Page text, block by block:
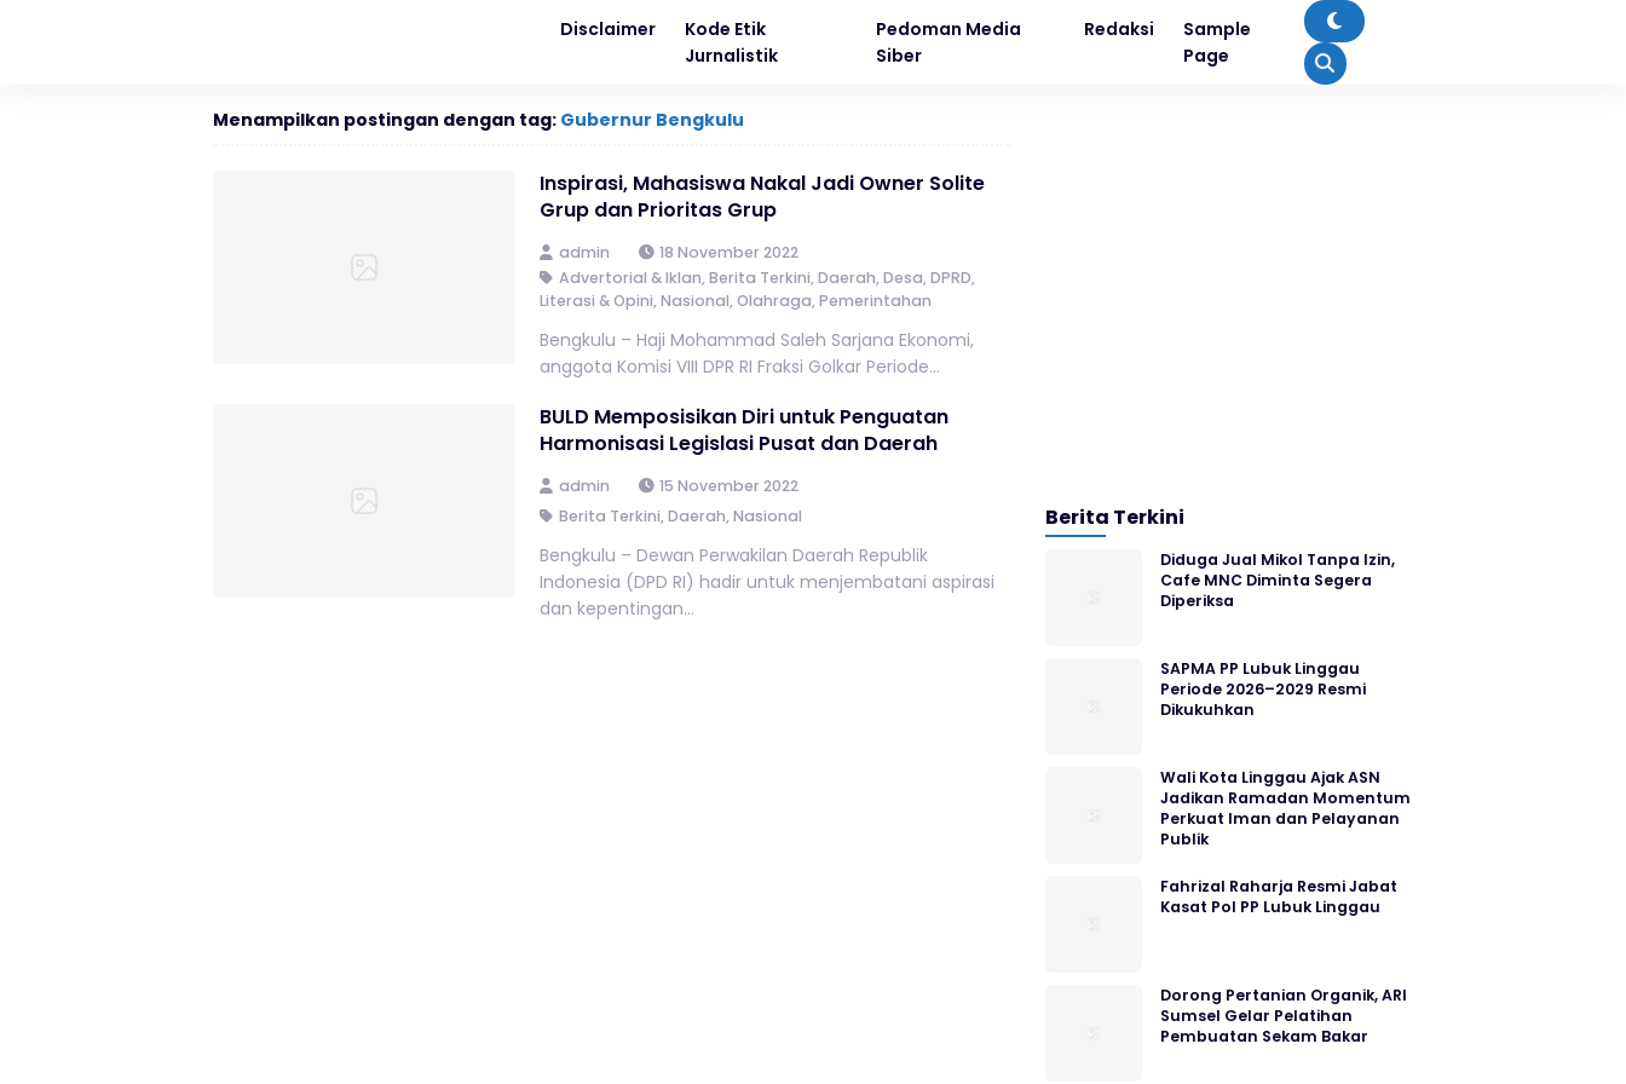
Disclaimer
Kode Etik
Jurnalistik
Pedoman Media
Siber
Redaksi
Sample
Page
Menampilkan postingan dengan tag: Gubernur Bengkulu
Inspirasi, Mahasiswa Nakal Jadi Owner Solite
Grup dan Prioritas Grup
admin
18 November 2022
Advertorial & Iklan, Berita Terkini, Daerah, Desa, DPRD,
Literasi & Opini, Nasional, Olahraga, Pemerintahan
Bengkulu – Haji Mohammad Saleh Sarjana Ekonomi,
anggota Komisi VIII DPR RI Fraksi Golkar Periode...
BULD Memposisikan Diri untuk Penguatan
Harmonisasi Legislasi Pusat dan Daerah
admin
15 November 2022
Berita Terkini, Daerah, Nasional
Bengkulu – Dewan Perwakilan Daerah Republik
Indonesia (DPD RI) hadir untuk menjembatani aspirasi
dan kepentingan...
Berita Terkini
Diduga Jual Mikol Tanpa Izin,
Cafe MNC Diminta Segera
Diperiksa
SAPMA PP Lubuk Linggau
Periode 2026–2029 Resmi
Dikukuhkan
Wali Kota Linggau Ajak ASN
Jadikan Ramadan Momentum
Perkuat Iman dan Pelayanan
Publik
Fahrizal Raharja Resmi Jabat
Kasat Pol PP Lubuk Linggau
Dorong Pertanian Organik, ARI
Sumsel Gelar Pelatihan
Pembuatan Sekam Bakar